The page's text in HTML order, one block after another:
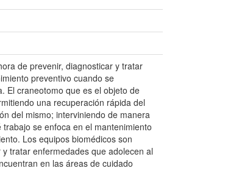
de prevenir, diagnosticar y tratar
preventivo cuando se
El craneotomo que es el objeto de
una recuperación rápida del
del mismo; interviniendo de manera
se enfoca en el mantenimiento
Los equipos biomédicos son
tratar enfermedades que adolecen al
en las áreas de cuidado